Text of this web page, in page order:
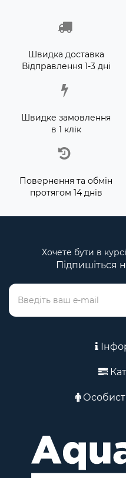
Швидка доставка
Відправлення 1-3 дні
Швидке замовлення
в 1 клік
Повернення та обмін
протягом 14 днів
Хочете бути в
Підпишіться